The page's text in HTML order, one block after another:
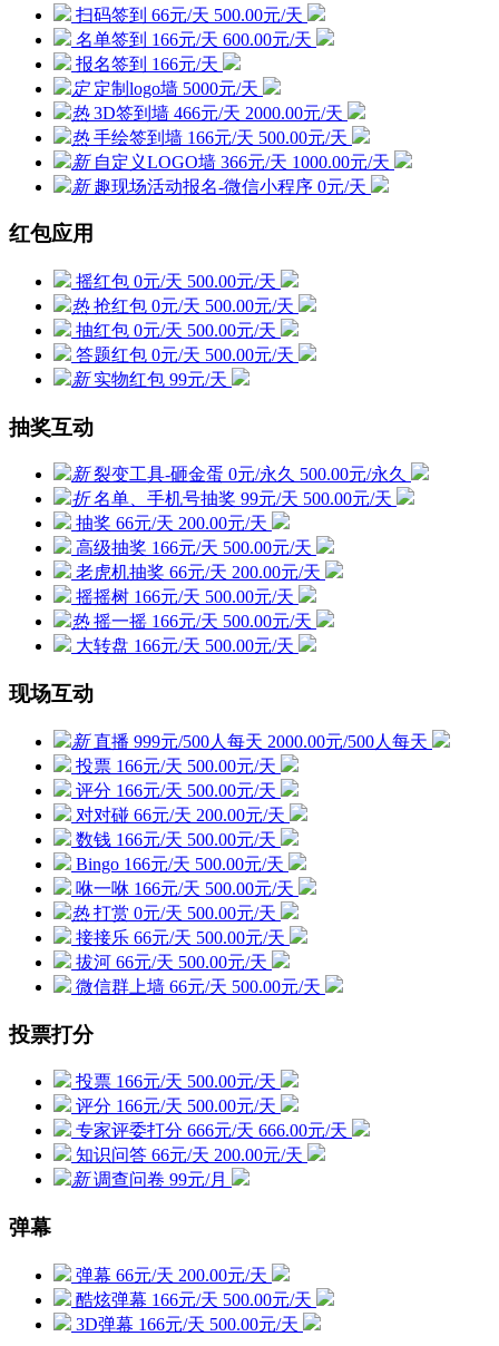
扫码签到 66元/天 500.00元/天
名单签到 166元/天 600.00元/天
报名签到 166元/天
定 定制logo墙 5000元/天
热 3D签到墙 466元/天 2000.00元/天
热 手绘签到墙 166元/天 500.00元/天
新 自定义LOGO墙 366元/天 1000.00元/天
新 趣现场活动报名-微信小程序 0元/天
红包应用
摇红包 0元/天 500.00元/天
热 抢红包 0元/天 500.00元/天
抽红包 0元/天 500.00元/天
答题红包 0元/天 500.00元/天
新 实物红包 99元/天
抽奖互动
新 裂变工具-砸金蛋 0元/永久 500.00元/永久
折 名单、手机号抽奖 99元/天 500.00元/天
抽奖 66元/天 200.00元/天
高级抽奖 166元/天 500.00元/天
老虎机抽奖 66元/天 200.00元/天
摇摇树 166元/天 500.00元/天
热 摇一摇 166元/天 500.00元/天
大转盘 166元/天 500.00元/天
现场互动
新 直播 999元/500人每天 2000.00元/500人每天
投票 166元/天 500.00元/天
评分 166元/天 500.00元/天
对对碰 66元/天 200.00元/天
数钱 166元/天 500.00元/天
Bingo 166元/天 500.00元/天
咻一咻 166元/天 500.00元/天
热 打赏 0元/天 500.00元/天
接接乐 66元/天 500.00元/天
拔河 66元/天 500.00元/天
微信群上墙 66元/天 500.00元/天
投票打分
投票 166元/天 500.00元/天
评分 166元/天 500.00元/天
专家评委打分 666元/天 666.00元/天
知识问答 66元/天 200.00元/天
新 调查问卷 99元/月
弹幕
弹幕 66元/天 200.00元/天
酷炫弹幕 166元/天 500.00元/天
3D弹幕 166元/天 500.00元/天